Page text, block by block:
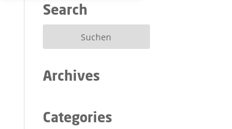
Search
Archives
Categories